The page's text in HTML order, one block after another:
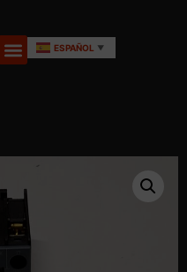
ESPAÑOL ▼